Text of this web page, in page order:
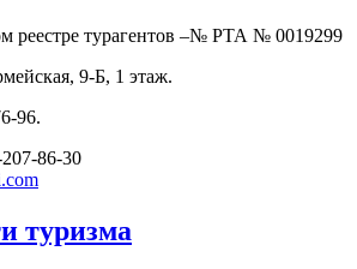
реестре турагентов –№ РТА № 0019299
9-Б, 1 этаж.
96.
86-30
туризма